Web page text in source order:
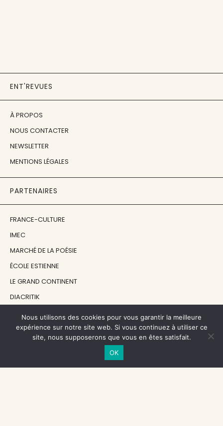
ENT'REVUES
À PROPOS
NOUS CONTACTER
NEWSLETTER
MENTIONS LÉGALES
PARTENAIRES
FRANCE-CULTURE
IMEC
MARCHÉ DE LA POÉSIE
ÉCOLE ESTIENNE
LE GRAND CONTINENT
DIACRITIK
EN ATTENDANT NADEAU
NOS SOUTIENS
CENTRE NATIONAL DU LIVRE
Nous utilisons des cookies pour vous garantir la meilleure
expérience sur notre site web. Si vous continuez à utiliser ce
site, nous supposerons que vous en êtes satisfait.
OK